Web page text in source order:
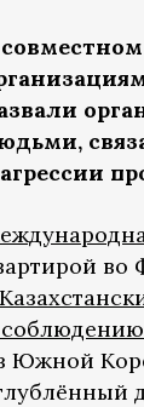
во
Южной